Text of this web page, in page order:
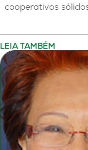
cooperativos
LEIA TAMBÉM